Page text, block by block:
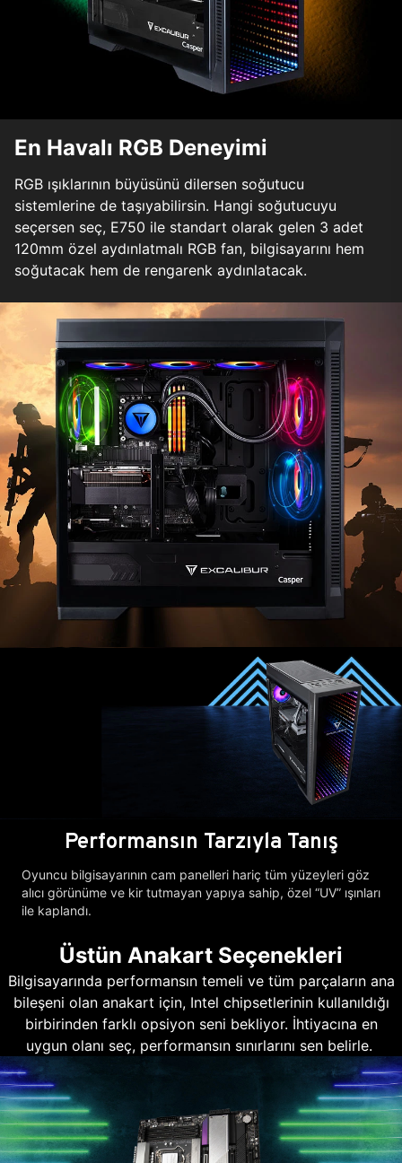
En Havalı RGB Deneyimi
RGB ışıklarının büyüsünü dilersen soğutucu
sistemlerine de taşıyabilirsin. Hangi soğutucuyu
seçersen seç, E750 ile standart olarak gelen 3 adet
120mm özel aydınlatmalı RGB fan, bilgisayarını hem
soğutacak hem de rengarenk aydınlatacak.
Performansın Tarzıyla Tanış
Oyuncu bilgisayarının cam panelleri hariç tüm yüzeyleri göz
alıcı görünüme ve kir tutmayan yapıya sahip, özel “UV” ışınları
ile kaplandı.
Üstün Anakart Seçenekleri
Bilgisayarında performansın temeli ve tüm parçaların ana
bileşeni olan anakart için, Intel chipsetlerinin kullanıldığı
birbirinden farklı opsiyon seni bekliyor. İhtiyacına en
uygun olanı seç, performansın sınırlarını sen belirle.